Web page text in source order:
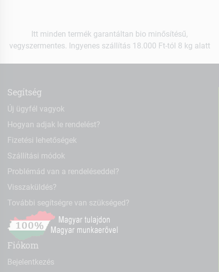
Itt minden termék garantáltan bio minősítésű,
vegyszermentes. Ingyenes szállítás 18.000 Ft-tól 8 kg alatt
Segítség
Új ügyfél vagyok
Hogyan adjak le rendelést?
Fizetési lehetőségek
Szállítási módok
Problémád van a rendeléseddel?
Visszaküldés?
További segítségre van szükséged?
Fiókom
Bejelentkezés